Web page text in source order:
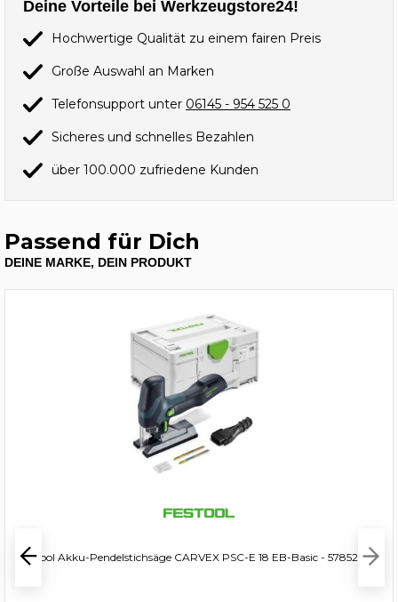
Deine Vorteile bei Werkzeugstore24!
Hochwertige Qualität zu einem fairen Preis
Große Auswahl an Marken
Telefonsupport unter 06145 - 954 525 0
Sicheres und schnelles Bezahlen
über 100.000 zufriedene Kunden
Passend für Dich
DEINE MARKE, DEIN PRODUKT
Festool Akku-Pendelstichsäge CARVEX PSC-E 18 EB-Basic - 578521